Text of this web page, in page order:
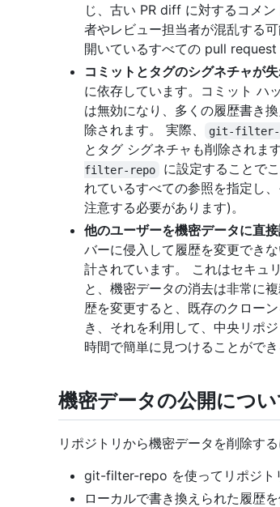
じ、古い PR diff に対するコメ
者やレビュー担当者が混乱する
開いているすべての pull request
コミットとタグのシグネチャが
に依存しています。コミット ハ
は無効になり、多くの履歴書き
除されます。 実際、
git-filter-
とタグ シグネチャも削除されま
filter-repo
に設定することで
れているすべての参照を指定し
注意する必要があります)。
他のユーザーを機密データに直
バーに侵入して履歴を変更でき
計されています。 これはセキュ
と、機密データの消去は非常に
歴を変更すると、既存のクロー
き、それを利用して、中央リポ
時間で簡単に見つけることができ
機密データの公開につい
リポジトリから機密データを削除す
git-filter-repo を使ってリポジト
ローカルで書き換えられた履歴